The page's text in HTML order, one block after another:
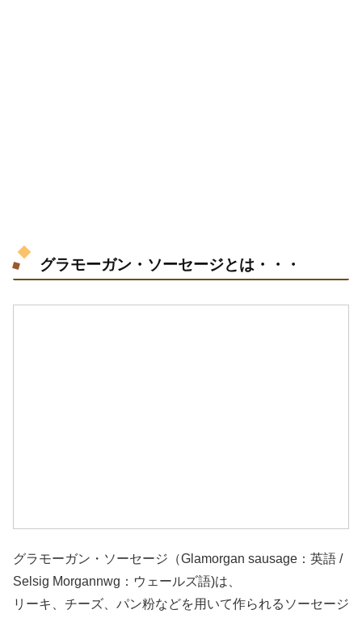
グラモーガン・ソーセージとは・・・
グラモーガン・ソーセージ（Glamorgan sausage：英語 /
Selsig Morgannwg：ウェールズ語)は、
リーキ、チーズ、パン粉などを用いて作られるソーセージ